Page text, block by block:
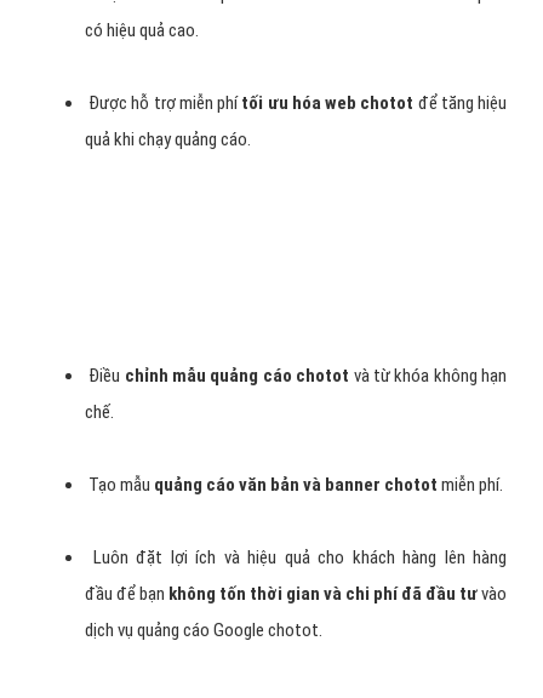
có hiệu quả cao.
Được hỗ trợ miễn phítối ưu hóa web chotot để tăng hiệu
quả khi chạy quảng cáo.
Điều chỉnh mẫu quảng cáo chotot và từ khóa không hạn
chế.
Tạo mẫu quảng cáo văn bản và banner chotot miễn phí.
Luôn đặt lợi ích và hiệu quả cho khách hàng lên hàng
đầu để bạn không tốn thời gian và chi phí đã đầu tưvào
dịch vụ quảng cáo Google chotot.